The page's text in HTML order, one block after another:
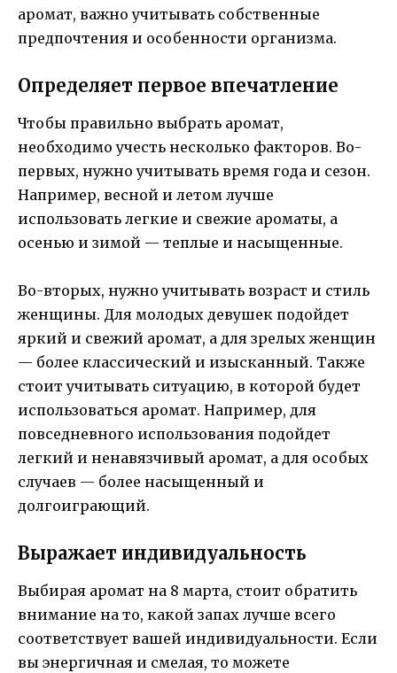
аромат, важно учитывать собственные
предпочтения и особенности организма.
Определяет первое впечатление
Чтобы правильно выбрать аромат,
необходимо учесть несколько факторов. Во-
первых, нужно учитывать время года и сезон.
Например, весной и летом лучше
использовать легкие и свежие ароматы, а
осенью и зимой — теплые и насыщенные.
Во-вторых, нужно учитывать возраст и стиль
женщины. Для молодых девушек подойдет
яркий и свежий аромат, а для зрелых женщин
— более классический и изысканный. Также
стоит учитывать ситуацию, в которой будет
использоваться аромат. Например, для
повседневного использования подойдет
легкий и ненавязчивый аромат, а для особых
случаев — более насыщенный и
долгоиграющий.
Выражает индивидуальность
Выбирая аромат на 8 марта, стоит обратить
внимание на то, какой запах лучше всего
соответствует вашей индивидуальности. Если
вы энергичная и смелая, то можете